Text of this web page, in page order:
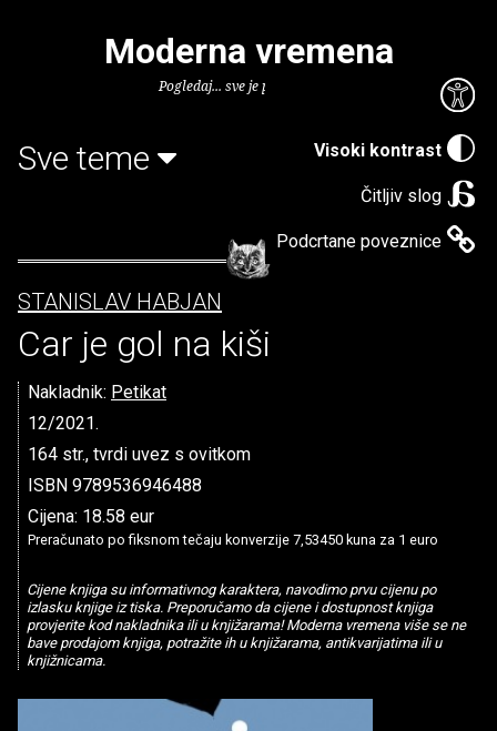
Visoki kontrast
Čitljiv slog
Podcrtane poveznice
Moderna vremena
Pogledaj... sve je puno knjiga.
Sve teme
STANISLAV HABJAN
Car je gol na kiši
Nakladnik: Petikat
12/2021.
164 str., tvrdi uvez s ovitkom
ISBN 9789536946488
Cijena: 18.58 eur
Preračunato po fiksnom tečaju konverzije 7,53450 kuna za 1 euro
Cijene knjiga su informativnog karaktera, navodimo prvu cijenu po
izlasku knjige iz tiska. Preporučamo da cijene i dostupnost knjiga
provjerite kod nakladnika ili u knjižarama! Moderna vremena više se ne
bave prodajom knjiga, potražite ih u knjižarama, antikvarijatima ili u
knjižnicama.